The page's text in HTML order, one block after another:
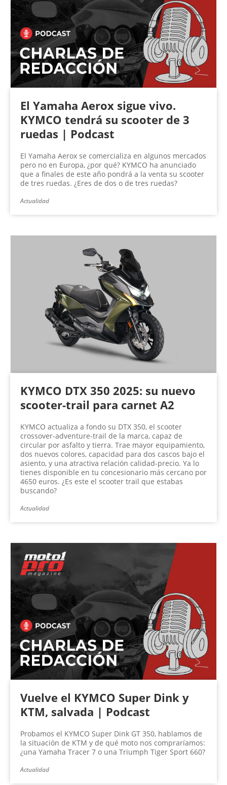
El Yamaha Aerox sigue vivo.
KYMCO tendrá su scooter de 3
ruedas | Podcast
El Yamaha Aerox se comercializa en algunos mercados
pero no en Europa, ¿por qué? KYMCO ha anunciado
que a finales de este año pondrá a la venta su scooter
de tres ruedas. ¿Eres de dos o de tres ruedas?
Actualidad
KYMCO DTX 350 2025: su nuevo
scooter-trail para carnet A2
KYMCO actualiza a fondo su DTX 350, el scooter
crossover-adventure-trail de la marca, capaz de
circular por asfalto y tierra. Trae mayor equipamiento,
dos nuevos colores, capacidad para dos cascos bajo el
asiento, y una atractiva relación calidad-precio. Ya lo
tienes disponible en tu concesionario más cercano por
4650 euros. ¿Es este el scooter trail que estabas
buscando?
Actualidad
Vuelve el KYMCO Super Dink y
KTM, salvada | Podcast
Probamos el KYMCO Super Dink GT 350, hablamos de
la situación de KTM y de qué moto nos compraríamos:
¿una Yamaha Tracer 7 o una Triumph Tiger Sport 660?
Actualidad